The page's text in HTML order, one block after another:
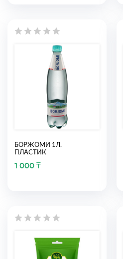
БОРЖОМИ 1Л.
ПЛАСТИК
1 000 ₸